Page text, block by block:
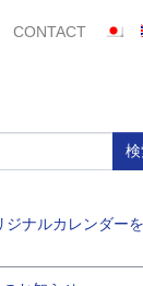
CONTACT
ジナルカレンダー